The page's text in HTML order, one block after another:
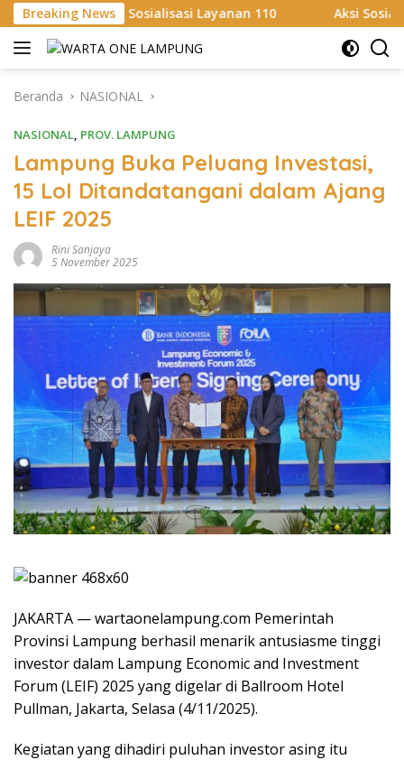
Langsung
ke
konten
Breaking News
Layanan 110 Aksi Sosial Sambut HUT RI
Beranda NASIONAL
NASIONAL, PROV. LAMPUNG
Lampung Buka Peluang Investasi,
15 LoI Ditandatangani dalam Ajang
LEIF 2025
Rini Sanjaya
5 November 2025
JAKARTA — wartaonelampung.com Pemerintah
Provinsi Lampung berhasil menarik antusiasme tinggi
investor dalam Lampung Economic and Investment
Forum (LEIF) 2025 yang digelar di Ballroom Hotel
Pullman, Jakarta, Selasa (4/11/2025).
Kegiatan yang dihadiri puluhan investor asing itu